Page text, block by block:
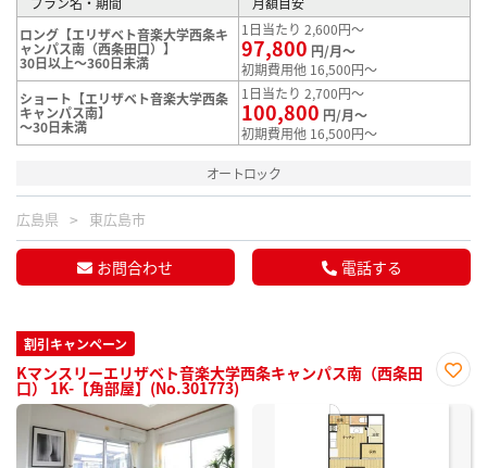
ロング【エリザベト音楽大学西条キ
ャンパス南（西条田口）】
30日以上～360日未満
1日当たり 2,600円～
97,800 円/月～
初期費用他 16,500円～
ショート【エリザベト音楽大学西条
キャンパス南】
～30日未満
1日当たり 2,700円～
100,800 円/月～
初期費用他 16,500円～
オートロック
広島県 東広島市
お問合わせ 電話する
割引キャンペーン
Kマンスリーエリザベト音楽大学西条キャンパス南（西条田
口） 1K-【角部屋】(No.301773)
に入